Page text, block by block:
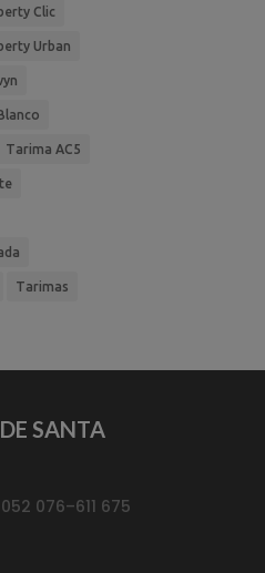
Clic
Urban
Tarima AC5
Tarimas
SANTA
076–611 675